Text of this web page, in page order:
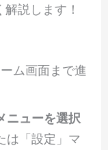
説します！
ム画面まで進
ニューを選択
は「設定」マ